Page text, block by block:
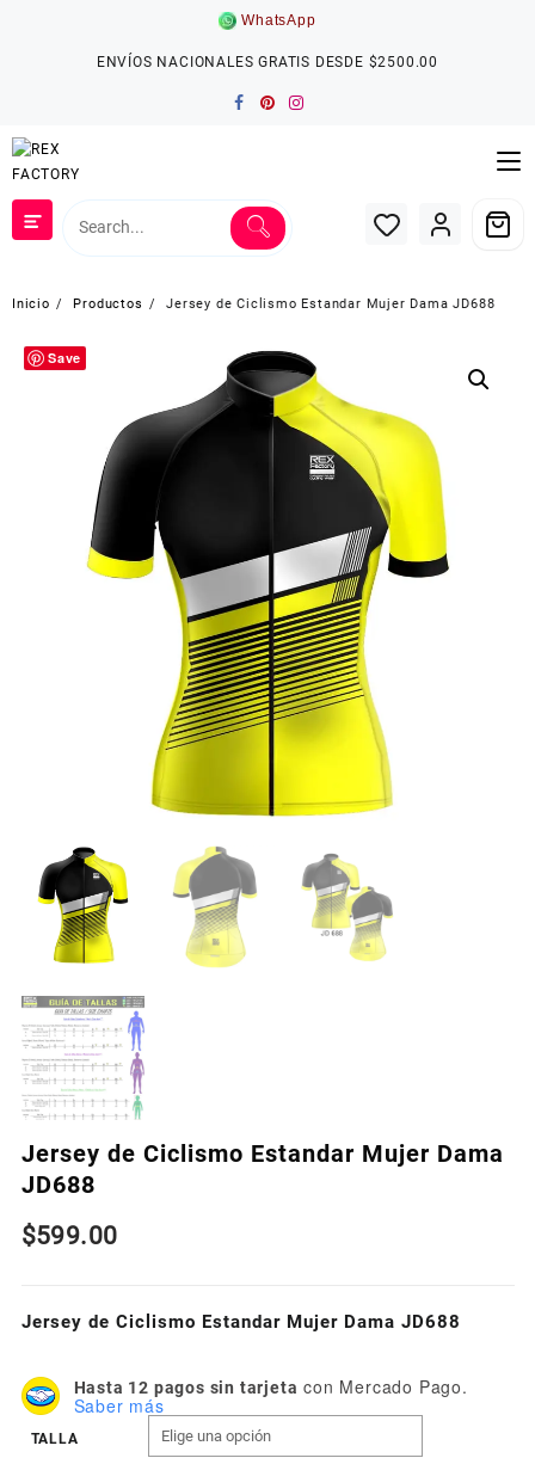
WhatsApp
ENVÍOS NACIONALES GRATIS DESDE $2500.00
Inicio Productos Jersey de Ciclismo Estandar Mujer Dama JD688
Save
Jersey de Ciclismo Estandar Mujer Dama
JD688
$599.00
Jersey de Ciclismo Estandar Mujer Dama JD688
Hasta 12 pagos sin tarjeta con Mercado Pago.
Saber más
TALLA